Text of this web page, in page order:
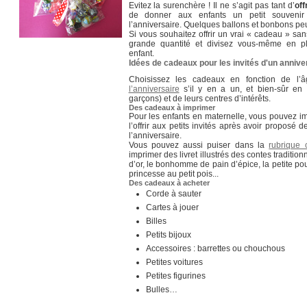
Evitez la surenchère ! Il ne s’agit pas tant d’
de donner aux enfants un petit
l’anniversaire. Quelques ballons et bonbons
Si vous souhaitez offrir un vrai « cadeau »
grande quantité et divisez vous-même en
enfant.
Idées de cadeaux pour les invités d'un
Choisissez les cadeaux en fonction de
l’anniversaire s’il y en a un, et bien-sûr en
garçons) et de leurs centres d’intérêts.
Des cadeaux à imprimer
Pour les enfants en maternelle, vous pouvez
l’offrir aux petits invités après avoir proposé
l’anniversaire.
Vous pouvez aussi puiser dans larubrique
imprimer des livret illustrés des contes
d’or, le bonhomme de pain d’épice, la petite
princesse au petit pois...
Des cadeaux à acheter
Corde à sauter
Cartes à jouer
Billes
Petits bijoux
Accessoires : barrettes ou chouchous
Petites voitures
Petites figurines
Bulles…